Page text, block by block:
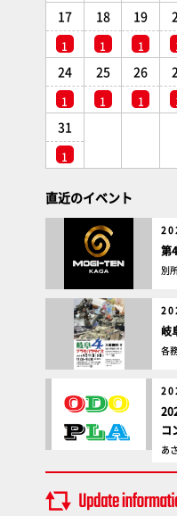
17
1
18
1
19
1
24
1
25
1
26
1
31
1
直近のイベント
第
別
岐
各
コ
あ